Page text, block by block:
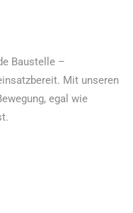
Baustelle –
Mit unseren
egal wie